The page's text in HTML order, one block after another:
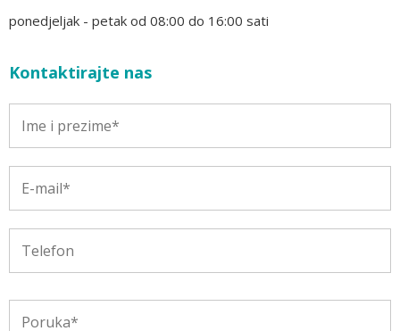
ponedjeljak - petak od 08:00 do 16:00 sati
Kontaktirajte nas